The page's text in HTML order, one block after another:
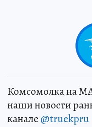
Комсомолка на
наши новости
канале @truekpru